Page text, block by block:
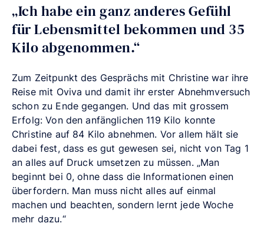
„Ich habe ein ganz anderes Gefühl
für Lebensmittel bekommen und 35
Kilo abgenommen.“
Zum Zeitpunkt des Gesprächs mit Christine war ihre
Reise mit Oviva und damit ihr erster Abnehmversuch
schon zu Ende gegangen. Und das mit grossem
Erfolg: Von den anfänglichen 119 Kilo konnte
Christine auf 84 Kilo abnehmen. Vor allem hält sie
dabei fest, dass es gut gewesen sei, nicht von Tag 1
an alles auf Druck umsetzen zu müssen. „Man
beginnt bei 0, ohne dass die Informationen einen
überfordern. Man muss nicht alles auf einmal
machen und beachten, sondern lernt jede Woche
mehr dazu.“